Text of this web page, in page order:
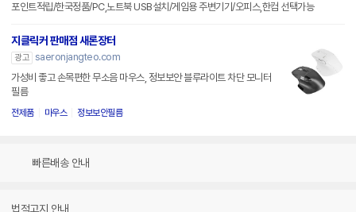
포인트적립/한국정품/PC,노트북 USB설치/게임용 주변기기/오피스,한컴 선택가능
지클릭커 판매점 새론장터
광고 saeronjangteo.com
가성비 좋고 손목편한 무소음 마우스, 정보보안 블루라이트 차단 모니터
필름
전제품 마우스 정보보안필름
빠른배송 안내
법적고지 안내